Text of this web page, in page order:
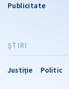
Publicitate
ŞTIRI
Justiție Politic